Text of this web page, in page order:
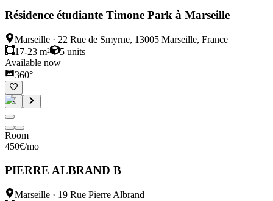
Résidence étudiante Timone Park à Marseille
Marseille · 22 Rue de Smyrne, 13005 Marseille, France
17-23 m²
5 units
Available now
360°
Room
450€/mo
PIERRE ALBRAND B
Marseille · 19 Rue Pierre Albrand